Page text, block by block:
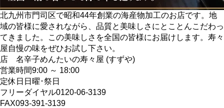
北九州市門司区で昭和44年創業の海産物加工のお店です。地
域の皆様に愛されながら、品質と美味しさにとことんこだわっ
てきました。この美味しさを全国の皆様にお届けします。寿々
屋自慢の味をぜひお試し下さい。
店 名辛子めんたいの寿々屋 (すずや)
営業時間9:00 ～ 18:00
定休日 日曜･祭日
フリーダイヤル0120-06-3139
FAX093-391-3139